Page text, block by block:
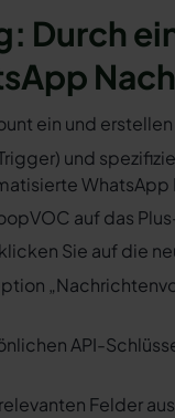
Durch
ein und
und
auf das
Sie auf die
API-
Felder